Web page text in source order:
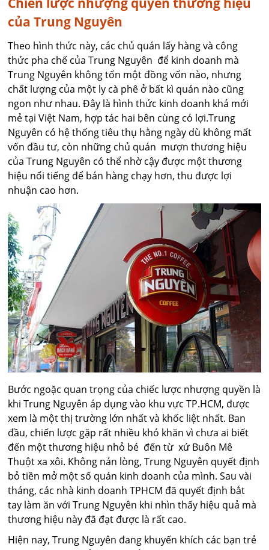
của Trung Nguyên
Theo hình thức này, các chủ quán lấy hàng và công
thức pha chế của Trung Nguyên để kinh doanh mà
Trung Nguyên không tốn một đồng vốn nào, nhưng
chất lượng của một ly cà phê ở bất kì quán nào cũng
ngon như nhau. Đây là hình thức kinh doanh khá mới
mẻ tại Việt Nam, hợp tác hai bên cùng có lợi.Trung
Nguyên có hệ thống tiêu thụ hằng ngày dù không mất
vốn đầu tư, còn những chủ quán mượn thương hiệu
của Trung Nguyên có thể nhờ cậy được một thương
hiệu nổi tiếng để bán hàng chạy hơn, thu được lợi
nhuận cao hơn.
Bước ngoặc quan trọng của chiếc lược nhượng quyền là
khi Trung Nguyên áp dụng vào khu vực TP.HCM, được
xem là một thị trường lớn nhất và khốc liệt nhất. Ban
đầu, chiến lược gặp rất nhiều khó khăn vì chưa ai biết
đến một thương hiệu nhỏ bé đến từ xứ Buôn Mê
Thuột xa xôi. Không nản lòng, Trung Nguyên quyết định
bỏ tiền mở một số quán kinh doanh của mình. Sau vài
tháng, các nhà kinh doanh TPHCM đã quyết định bắt
tay làm ăn với Trung Nguyên khi nhìn thấy hiệu quả mà
thương hiệu này đã đạt được là rất cao.
Hiện nay, Trung Nguyên đang khuyến khích các bạn trẻ